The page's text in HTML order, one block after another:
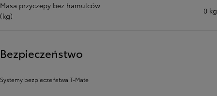
Masa przyczepy bez hamulców
(kg)
0 kg
Bezpieczeństwo
Systemy bezpieczeństwa T-Mate